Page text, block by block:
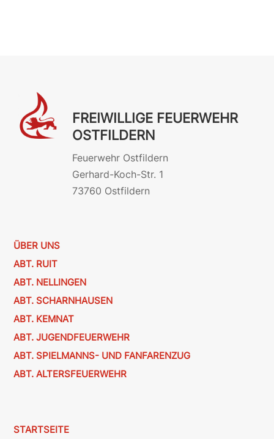
FREIWILLIGE FEUERWEHR
OSTFILDERN
Feuerwehr Ostfildern
Gerhard-Koch-Str. 1
73760 Ostfildern
ÜBER UNS
ABT. RUIT
ABT. NELLINGEN
ABT. SCHARNHAUSEN
ABT. KEMNAT
ABT. JUGENDFEUERWEHR
ABT. SPIELMANNS- UND FANFARENZUG
ABT. ALTERSFEUERWEHR
STARTSEITE